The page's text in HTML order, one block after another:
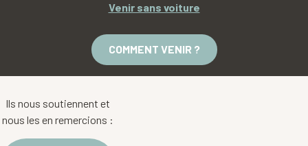
Venir sans voiture
COMMENT VENIR ?
Ils nous soutiennent et
nous les en remercions :